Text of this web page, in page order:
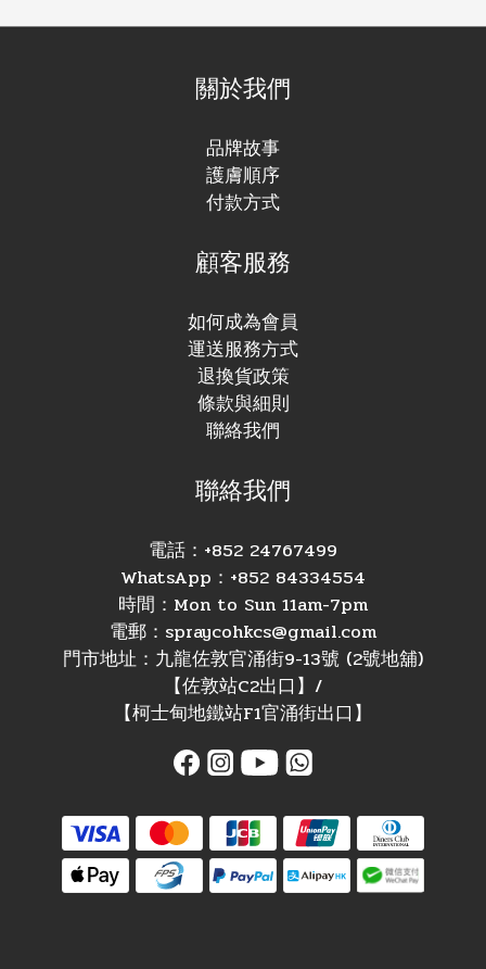
關於我們
品牌故事
護膚順序
付款方式
顧客服務
如何成為會員
運送服務方式
退換貨政策
條款與細則
聯絡我們
聯絡我們
電話：+852 24767499
WhatsApp：+852 84334554
時間：Mon to Sun 11am-7pm
電郵：spraycohkcs@gmail.com
門市地址：九龍佐敦官涌街9-13號 (2號地舖)
【佐敦站C2出口】/
【柯士甸地鐵站F1官涌街出口】